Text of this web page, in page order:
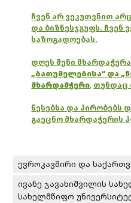
ჩვენ არ ვეკუთვნით
და ბიზნესჯგუფს. ჩვენ
საზოგადოებას.
დღეს შენი
„ბათუმელებისა“ და
მხარდამჭერი, თუნდაც
წესებსა და პირობებს
გაეცნო მხარდაჭერის
ევროკავშირი და
ივანე ჯავახიშვილის
სახელმწიფო